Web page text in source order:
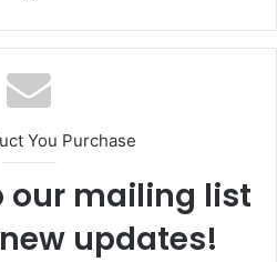
You Purchase
our mailing list
updates!